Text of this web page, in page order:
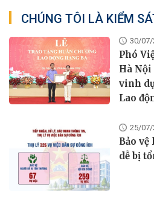
CHÚNG TÔI LÀ KIỂM
30/07/
Phó
Hà
vinh
Lao
25/07/
Bảo
dễ bị